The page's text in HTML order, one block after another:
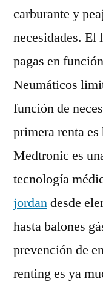
carburante y
necesidades.
pagas en
Neumáticos
función de
primera renta
Medtronic es
tecnología
jordandesde
hasta balones
prevención de
renting es ya